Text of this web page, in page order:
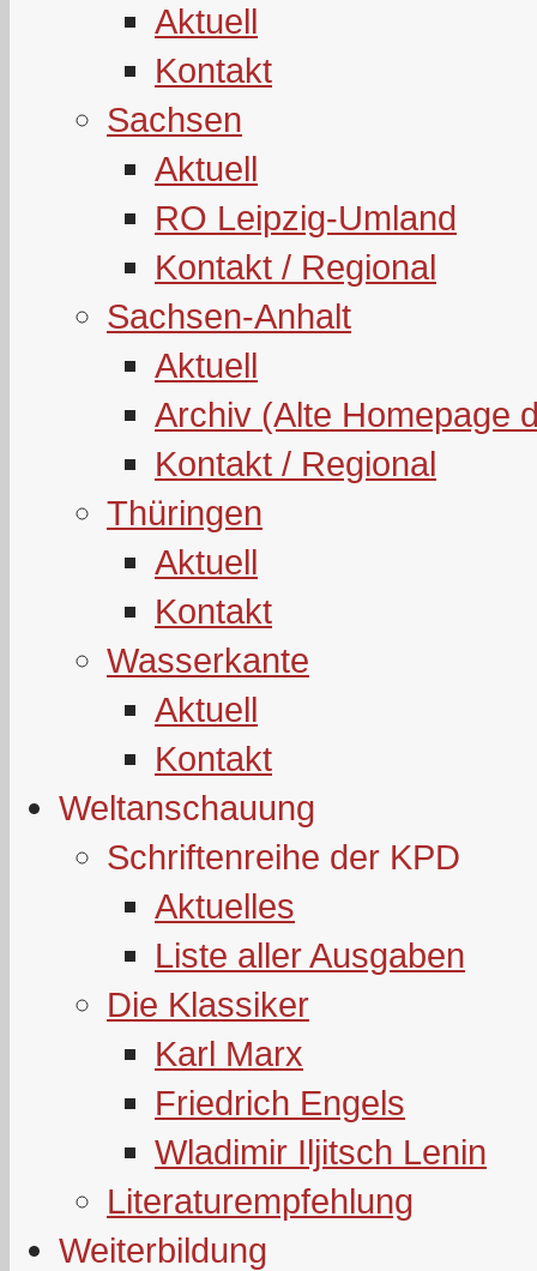
Aktuell
Kontakt
Sachsen
Aktuell
RO Leipzig-Umland
Kontakt / Regional
Sachsen-Anhalt
Aktuell
Archiv (Alte Homepage
Kontakt / Regional
Thüringen
Aktuell
Kontakt
Wasserkante
Aktuell
Kontakt
Weltanschauung
Schriftenreihe der KPD
Aktuelles
Liste aller Ausgaben
Die Klassiker
Karl Marx
Friedrich Engels
Wladimir Iljitsch Lenin
Literaturempfehlung
Weiterbildung